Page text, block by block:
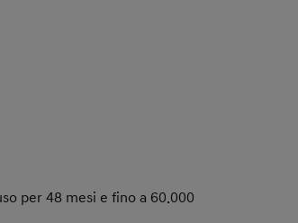
per 48 mesi e fino a 60.000